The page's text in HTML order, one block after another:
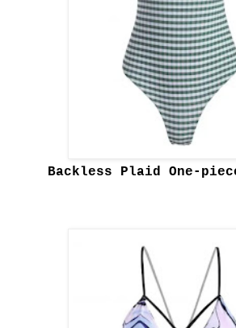
Backless Plaid One-